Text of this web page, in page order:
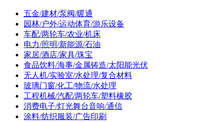
五金/建材/泵阀/暖通
园林/户外/运动体育/游乐设备
车配/两轮车/农业/机床
电力/照明/新能源/石油
家居/酒店/家具/珠宝
食品饮料/海事/金属铸造/太阳能光伏
无人机/实验室/水处理/复合材料
玻璃门窗/化工/物流/水处理
工程机械/汽配/两轮车/塑料橡胶
消费电子/灯光舞台音响/通信
涂料/纺织服装/广告印刷